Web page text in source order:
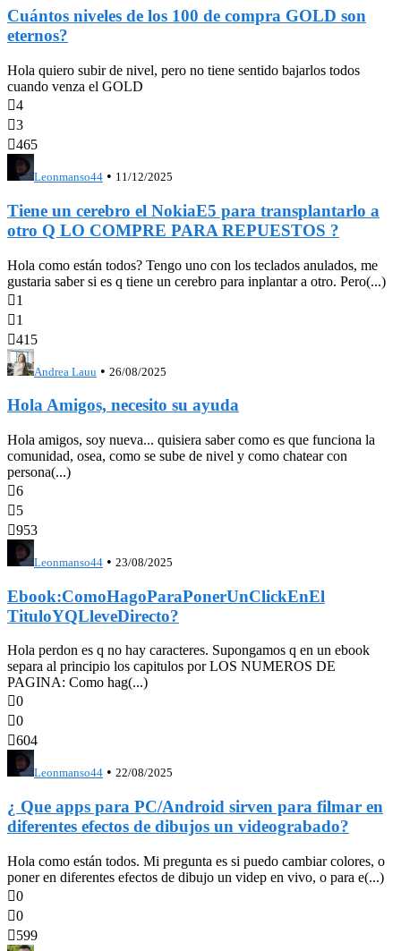
Cuántos niveles de los 100 de compra GOLD son
eternos?
Hola quiero subir de nivel, pero no tiene sentido bajarlos todos
cuando venza el GOLD
4
3
465
Leonmanso44 • 11/12/2025
Tiene un cerebro el NokiaE5 para transplantarlo a
otro Q LO COMPRE PARA REPUESTOS ?
Hola como están todos? Tengo uno con los teclados anulados, me
gustaria saber si es q tiene un cerebro para inplantar a otro. Pero(...)
1
1
415
Andrea Lauu • 26/08/2025
Hola Amigos, necesito su ayuda
Hola amigos, soy nueva... quisiera saber como es que funciona la
comunidad, osea, como se sube de nivel y como chatear con
persona(...)
6
5
953
Leonmanso44 • 23/08/2025
Ebook:ComoHagoParaPonerUnClickEnEl
TituloYQLleveDirecto?
Hola perdon es q no hay caracteres. Supongamos q en un ebook
separa al principio los capitulos por LOS NUMEROS DE
PAGINA: Como hag(...)
0
0
604
Leonmanso44 • 22/08/2025
¿ Que apps para PC/Android sirven para filmar en
diferentes efectos de dibujos un videograbado?
Hola como están todos. Mi pregunta es si puedo cambiar colores, o
poner en diferentes efectos de dibujo un videp en vivo, o para e(...)
0
0
599